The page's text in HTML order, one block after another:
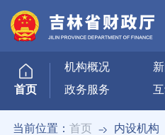
首页
机构概况
政务服务
当前位置：首页 内设机构